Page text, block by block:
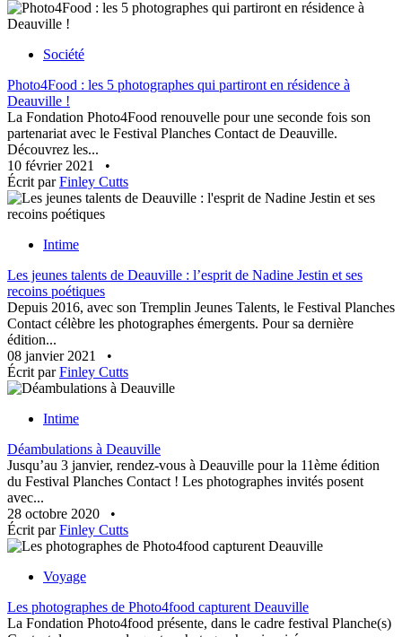
Société
Photo4Food : les 5 photographes qui partiront en résidence à
Deauville !
La Fondation Photo4Food renouvelle pour une seconde fois son
partenariat avec le Festival Planches Contact de Deauville.
Découvrez les...
10 février 2021
•
Écrit parFinley Cutts
Intime
Les jeunes talents de Deauville : l’esprit de Nadine Jestin et ses
recoins poétiques
Depuis 2016, avec son Tremplin Jeunes Talents, le Festival Planches
Contact célèbre les photographes émergents. Pour sa dernière
édition...
08 janvier 2021
•
Écrit parFinley Cutts
Intime
Déambulations à Deauville
Jusqu’au 3 janvier, rendez-vous à Deauville pour la 11ème édition
du Festival Planches Contact ! Les photographes invités posent
avec...
28 octobre 2020
•
Écrit parFinley Cutts
Voyage
Les photographes de Photo4food capturent Deauville
La Fondation Photo4food présente, dans le cadre festival Planche(s)